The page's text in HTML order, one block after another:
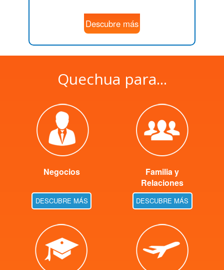
Descubre más
Quechua para...
Negocios
DESCUBRE MÁS
Familia y
Relaciones
DESCUBRE MÁS